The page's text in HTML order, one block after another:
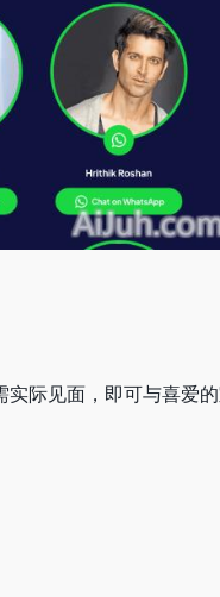
际见面，即可与喜爱